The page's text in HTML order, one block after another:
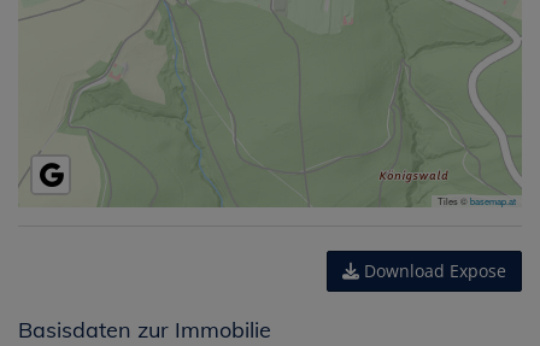
Tiles ©basemap.at
Download Expose
Basisdaten zur Immobilie